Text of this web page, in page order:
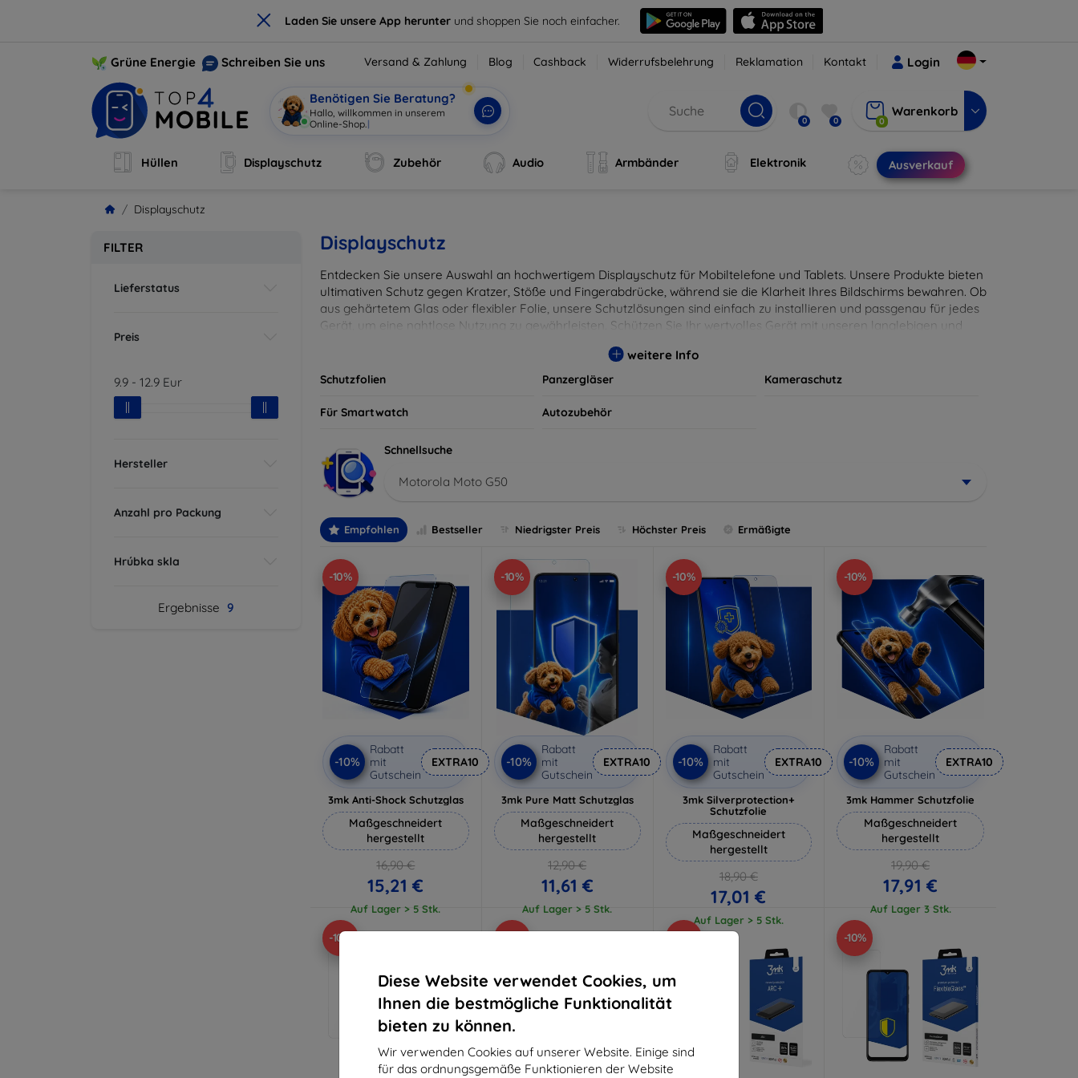
× Laden Sie unsere App herunter und shoppen Sie noch einfacher.
Diese Website verwendet Cookies, um
Ihnen die bestmögliche Funktionalität
bieten zu können.
Wir verwenden Cookies auf unserer Website. Einige sind
für das ordnungsgemäße Funktionieren der Website
Grüne Energie Schreiben Sie uns Versand & Zahlung Blog Cashback Widerrufsbelehrung Reklamation Kontakt Login
Benötigen Sie Beratung?
Hallo, willkommen in unserem
Online-Shop. | 0 0 0
Warenkorb
Hüllen Displayschutz Zubehör Audio Armbänder Elektronik Ausverkauf
Displayschutz
FILTER
Lieferstatus
Preis
9.9 - 12.9 Eur
Hersteller
Anzahl pro Packung
Hrúbka skla
Ergebnisse 9
Displayschutz
Entdecken Sie unsere Auswahl an hochwertigem Displayschutz für Mobiltelefone und Tablets. Unsere Produkte bieten
ultimativen Schutz gegen Kratzer, Stöße und Fingerabdrücke, während sie die Klarheit Ihres Bildschirms bewahren. Ob
aus gehärtetem Glas oder flexibler Folie, unsere Schutzlösungen sind einfach zu installieren und passgenau für jedes
Gerät, um eine nahtlose Nutzung zu gewährleisten. Schützen Sie Ihr wertvolles Gerät mit unseren langlebigen und
weitere Info
Schutzfolien Panzergläser Kameraschutz
Für Smartwatch Autozubehör
Schnellsuche
Motorola Moto G50
Empfohlen Bestseller Niedrigster Preis Höchster Preis Ermäßigte
-10%
-10%
Rabatt
mit
Gutschein
EXTRA10
3mk Anti-Shock Schutzglas
Maßgeschneidert
hergestellt
16,90 €
15,21 €
Auf Lager > 5 Stk.
-10%
-10%
Rabatt
mit
Gutschein
EXTRA10
3mk Pure Matt Schutzglas
Maßgeschneidert
hergestellt
12,90 €
11,61 €
Auf Lager > 5 Stk.
-10%
-10%
Rabatt
mit
Gutschein
EXTRA10
3mk Silverprotection+
Schutzfolie
Maßgeschneidert
hergestellt
18,90 €
17,01 €
Auf Lager > 5 Stk.
-10%
-10%
Rabatt
mit
Gutschein
EXTRA10
3mk Hammer Schutzfolie
Maßgeschneidert
hergestellt
19,90 €
17,91 €
Auf Lager 3 Stk.
-10% -10%